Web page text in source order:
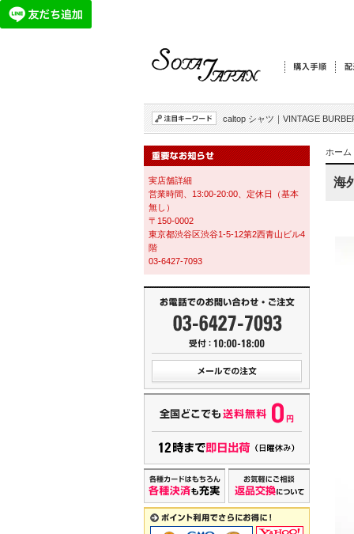
caltop シャツ ｜ VINTAGE
実店舗詳細
営業時間、13:00-20:00、定休日（基本
無し）
〒150-0002
東京都渋谷区渋谷1-5-12第2西青山ビル4
階
03-6427-7093
ホーム
海